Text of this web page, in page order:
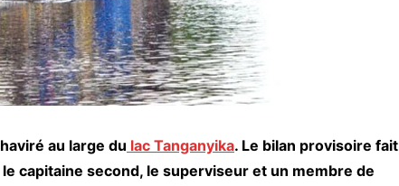
au large du lac Tanganyika. Le bilan provisoire fait
capitaine second, le superviseur et un membre de